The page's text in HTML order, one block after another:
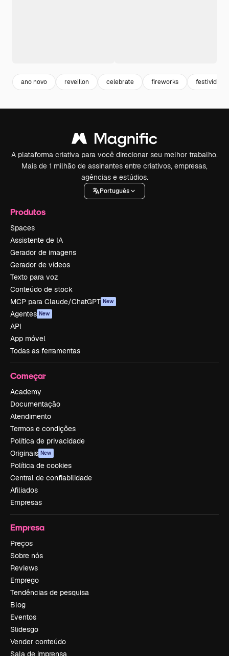
ano novo reveillon celebrate fireworks festividade
A plataforma criativa para você direcionar seu melhor trabalho.
Mais de 1 milhão de assinantes entre criativos, empresas,
agências e estúdios.
Português
Produtos
Spaces
Assistente de IA
Gerador de imagens
Gerador de vídeos
Texto para voz
Conteúdo de stock
MCP para Claude/ChatGPT New
Agentes New
API
App móvel
Todas as ferramentas
Começar
Academy
Documentação
Atendimento
Termos e condições
Política de privacidade
Originais New
Política de cookies
Central de confiabilidade
Afiliados
Empresas
Empresa
Preços
Sobre nós
Reviews
Emprego
Tendências de pesquisa
Blog
Eventos
Slidesgo
Vender conteúdo
Sala de imprensa